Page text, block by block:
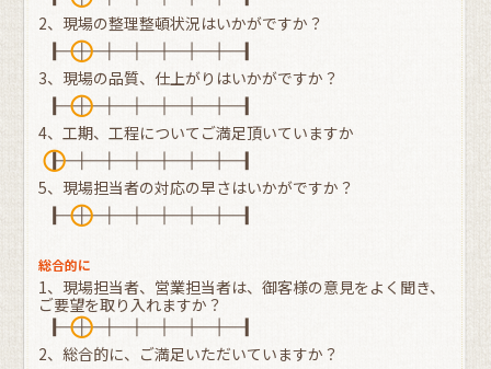
2、現場の整理整頓状況はいかがですか？
3、現場の品質、仕上がりはいかがですか？
4、工期、工程についてご満足頂いていますか
5、現場担当者の対応の早さはいかがですか？
総合的に
1、現場担当者、営業担当者は、御客様の意見をよく聞き、
ご要望を取り入れますか？
2、総合的に、ご満足いただいていますか？